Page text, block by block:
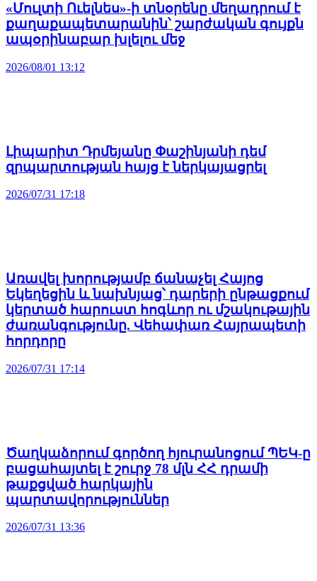
«Մուլտի Ուելնես»-ի տնօրենը մեղադրում է
քաղաքապետարանին՝ շարժական գույքն
ապօրինաբար խլելու մեջ
2026/08/01 13:12
Լիպարիտ Դրմեյանը Փաշինյանի դեմ
զրպարտության հայց է ներկայացրել
2026/07/31 17:18
Առավել խորությամբ ճանաչել Հայոց
Եկեղեցին և նախնյաց՝ դարերի ընթացքում
կերտած հարուստ հոգևոր ու մշակութային
ժառանգությունը. Վեհափառ Հայրապետի
հորդորը
2026/07/31 17:14
Ծաղկաձորում գործող հյուրանոցում ՊԵԿ-ը
բացահայտել է շուրջ 78 մլն ՀՀ դրամի
թաքցված հարկային
պարտավորություններ
2026/07/31 13:36